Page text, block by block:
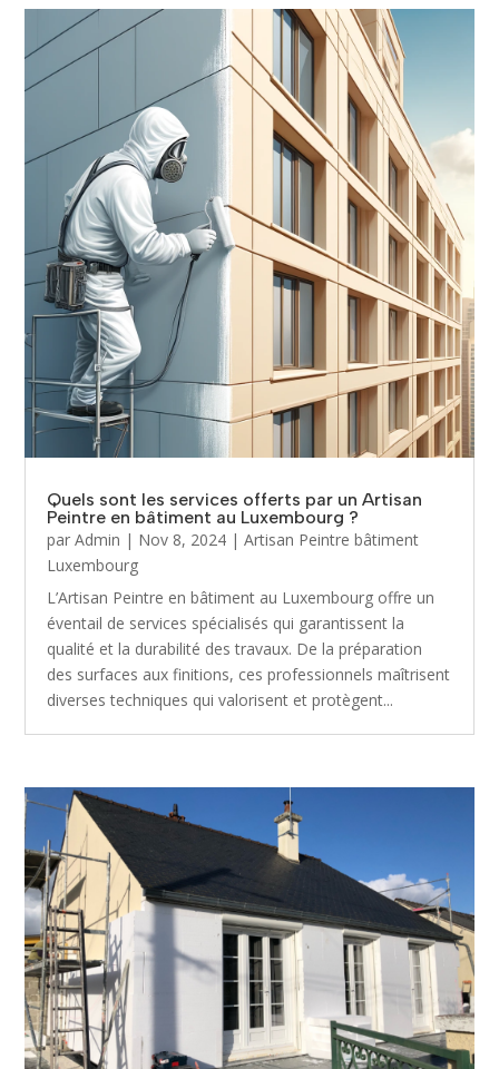
Quels sont les services offerts par un Artisan
Peintre en bâtiment au Luxembourg ?
parAdmin | Nov 8, 2024 |Artisan Peintre bâtiment
Luxembourg
L’Artisan Peintre en bâtiment au Luxembourg offre un
éventail de services spécialisés qui garantissent la
qualité et la durabilité des travaux. De la préparation
des surfaces aux finitions, ces professionnels maîtrisent
diverses techniques qui valorisent et protègent...